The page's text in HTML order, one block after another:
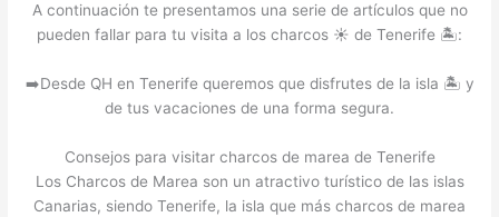
A continuación te presentamos una serie de artículos que no
pueden fallar para tu visita a los charcos ☀️ de Tenerife 🏝️:
➡️Desde QH en Tenerife queremos que disfrutes de la isla 🏝️ y
de tus vacaciones de una forma segura.
Consejos para visitar charcos de marea de Tenerife
Los Charcos de Marea son un atractivo turístico de las islas
Canarias, siendo Tenerife, la isla que más charcos de marea